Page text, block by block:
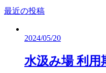
最近の投稿
2024/05/20
水汲み場 利